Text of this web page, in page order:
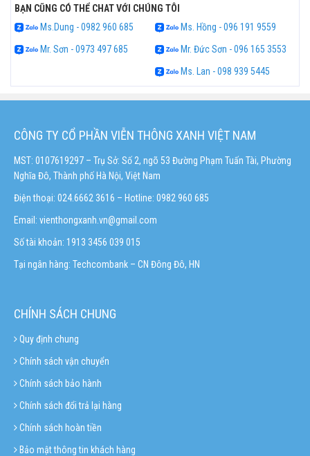
BẠN CŨNG CÓ THỂ CHAT VỚI CHÚNG TÔI
Ms.Dung - 0982 960 685
Ms. Hồng - 096 191 9559
Mr. Sơn - 0973 497 685
Mr. Đức Sơn - 096 165 3553
Ms. Lan - 098 939 5445
CÔNG TY CỔ PHẦN VIỄN THÔNG XANH VIỆT NAM
MST: 0107619297 – Trụ Sở: Số 2, ngõ 53 Đường Phạm Tuấn Tài, Phường
Nghĩa Đô, Thành phố Hà Nội, Việt Nam
Điện thoại: 024.6662 3616 – Hotline: 0982 960 685
Email: vienthongxanh.vn@gmail.com
Số tài khoản: 1913 3456 039 015
Tại ngân hàng: Techcombank – CN Đông Đô, HN
CHÍNH SÁCH CHUNG
Quy định chung
Chính sách vận chuyển
Chính sách bảo hành
Chính sách đổi trả lại hàng
Chính sách hoàn tiền
Bảo mật thông tin khách hàng